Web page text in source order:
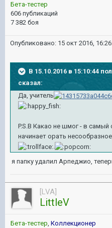
Бета-тестер
606 публикаций
7 382 боя
Опубликовано: 15 окт 2016,
В 15.10.2016 в 15:10:44
сказал:
Да, учитель
P.S.В Какао не шмог - в
начинает орать
.
я папку удалил Арпеджио,
[LVA]
LittleV
Бета-тестер, Коллекционер